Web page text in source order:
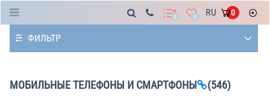
0 0 RU 0
ФИЛЬТР
МОБИЛЬНЫЕ ТЕЛЕФОНЫ И СМАРТФОНЫ (546)